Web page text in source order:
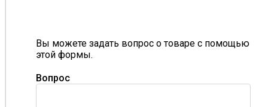
Вы можете задать вопрос о товаре с помощью
этой формы.
Вопрос